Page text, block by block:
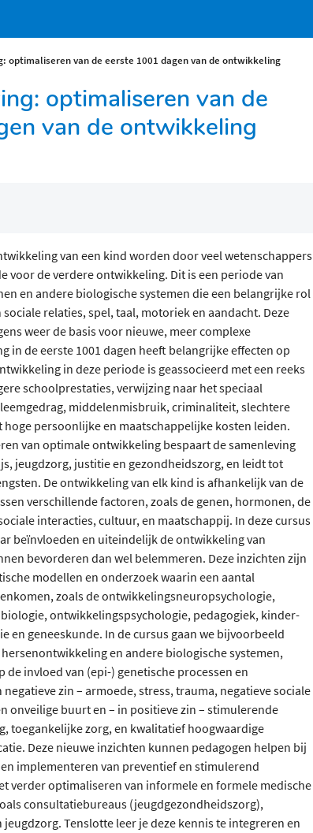
optimaliseren van de eerste 1001 dagen van de ontwikkeling
optimaliseren van de
van de ontwikkeling
van een kind worden door veel wetenschappers
voor de verdere ontwikkeling. Dit is een periode van
en andere biologische systemen die een belangrijke rol
relaties, spel, taal, motoriek en aandacht. Deze
weer de basis voor nieuwe, meer complexe
in de eerste 1001 dagen heeft belangrijke effecten op
in deze periode is geassocieerd met een reeks
schoolprestaties, verwijzing naar het speciaal
middelenmisbruik, criminaliteit, slechtere
persoonlijke en maatschappelijke kosten leiden.
van optimale ontwikkeling bespaart de samenleving
jeugdzorg, justitie en gezondheidszorg, en leidt tot
De ontwikkeling van elk kind is afhankelijk van de
verschillende factoren, zoals de genen, hormonen, de
interacties, cultuur, en maatschappij. In deze cursus
beïnvloeden en uiteindelijk de ontwikkeling van
bevorderen dan wel belemmeren. Deze inzichten zijn
modellen en onderzoek waarin een aantal
zoals de ontwikkelingsneuropsychologie,
ontwikkelingspsychologie, pedagogiek, kinder-
en geneeskunde. In de cursus gaan we bijvoorbeeld
en andere biologische systemen,
de invloed van (epi-) genetische processen en
zin – armoede, stress, trauma, negatieve sociale
onveilige buurt en – in positieve zin – stimulerende
toegankelijke zorg, en kwalitatief hoogwaardige
Deze nieuwe inzichten kunnen pedagogen helpen bij
implementeren van preventief en stimulerend
verder optimaliseren van informele en formele medische
consultatiebureaus (jeugdgezondheidszorg),
Tenslotte leer je deze kennis te integreren en